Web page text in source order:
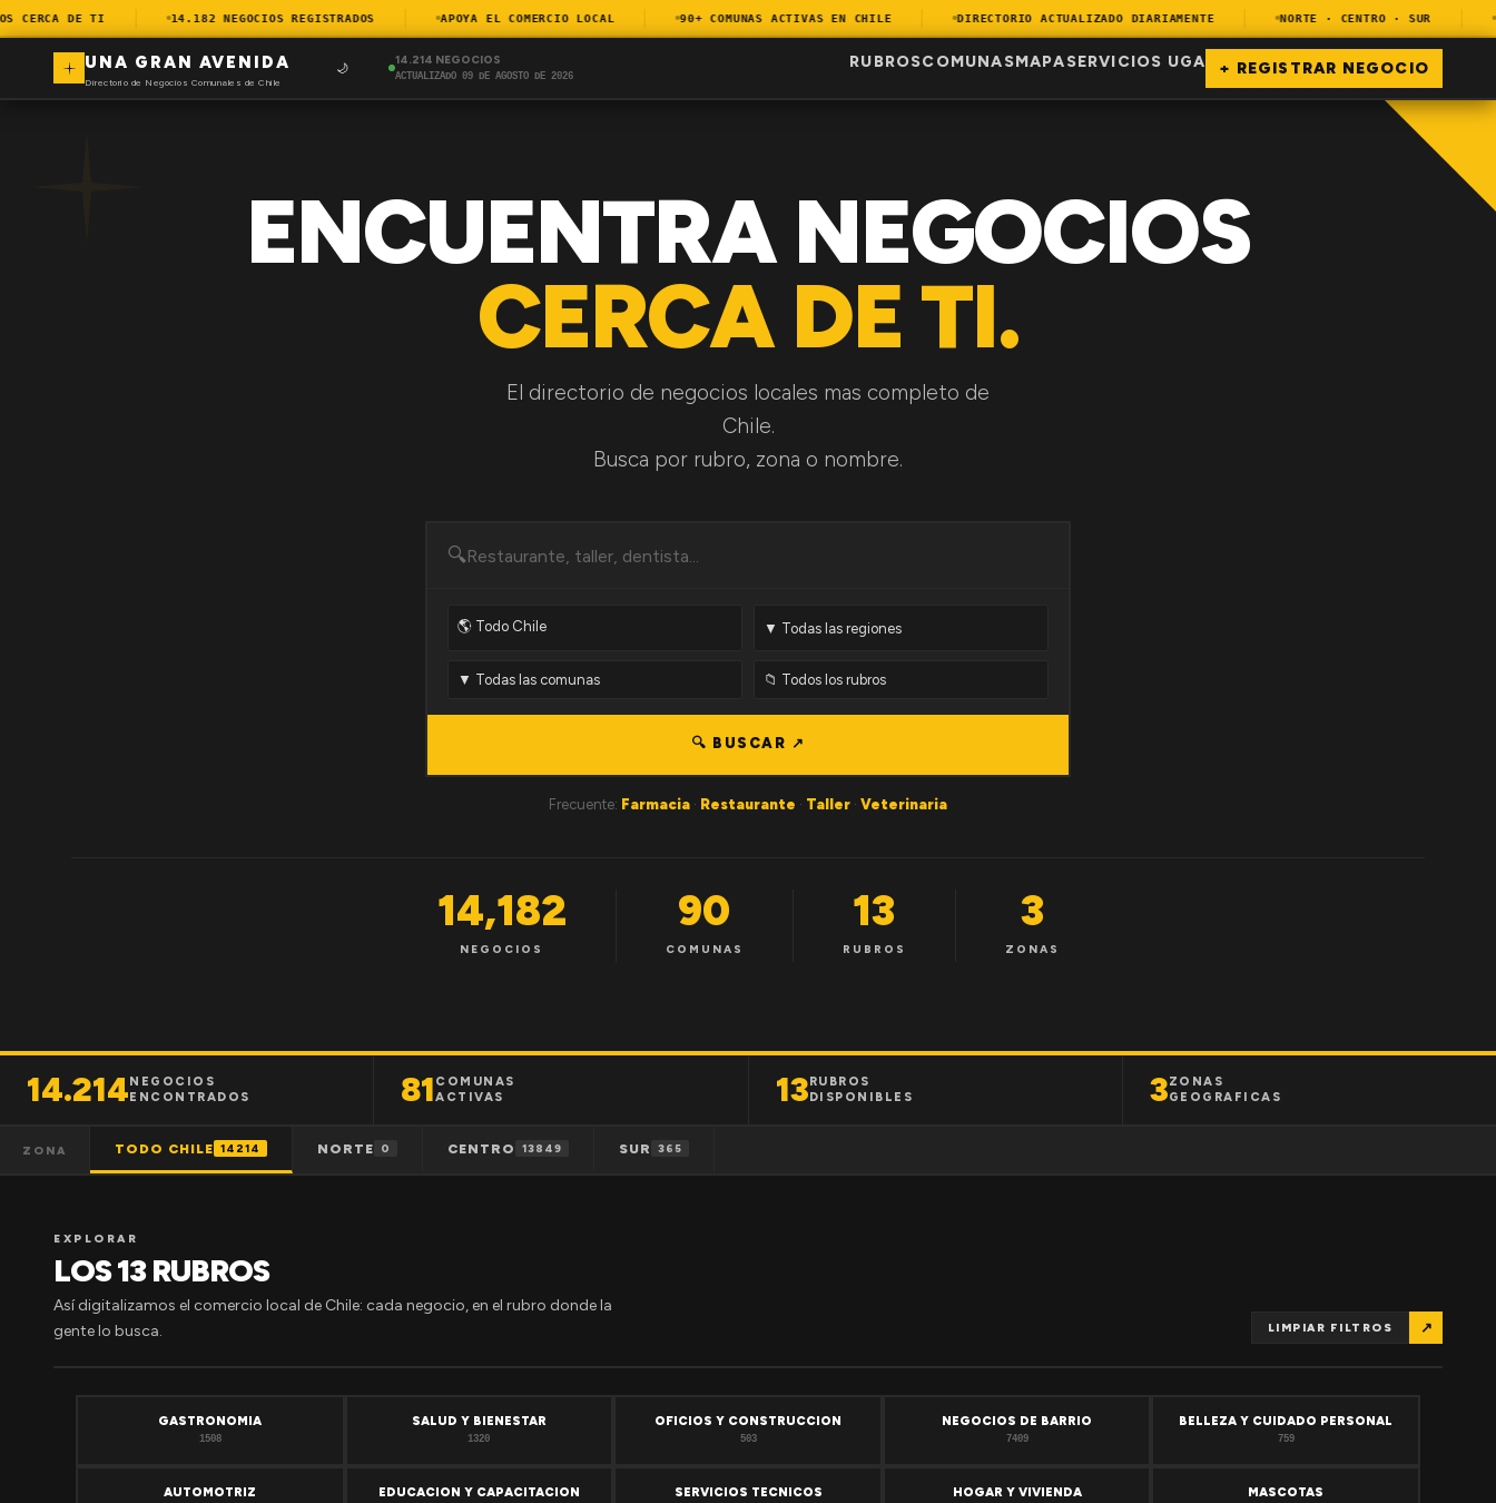
CERCA DE TI 14.182 NEGOCIOS REGISTRADOS APOYA EL COMERCIO LOCAL 90+ COMUNAS ACTIVAS EN CHILE DIRECTORIO ACTUALIZADO DIARIAMENTE NORTE · CENTRO · SUR
UNA GRAN AVENIDA
Directorio de Negocios Comunales de Chile
🌙
14.214 NEGOCIOS
ACTUALIZADO 09 DE AGOSTO DE 2026
RUBROSCOMUNASMAPASERVICIOS UGA + REGISTRAR NEGOCIO
ENCUENTRA NEGOCIOS
CERCA DE TI.
El directorio de negocios locales mas completo de
Chile.
Busca por rubro, zona o nombre.
🔍
🔍 BUSCAR ↗
Frecuente: Farmacia · Restaurante · Taller · Veterinaria
14,182
NEGOCIOS
90
COMUNAS
13
RUBROS
3
ZONAS
14.214NEGOCIOS
ENCONTRADOS
81COMUNAS
ACTIVAS
13RUBROS
DISPONIBLES
3ZONAS
GEOGRAFICAS
ZONA TODO CHILE 14214 NORTE 0 CENTRO 13849 SUR 365
EXPLORAR
LOS 13 RUBROS
Así digitalizamos el comercio local de Chile: cada negocio, en el rubro donde la
gente lo busca.
LIMPIAR FILTROS ↗
GASTRONOMIA
1508
SALUD Y BIENESTAR
1320
OFICIOS Y CONSTRUCCION
503
NEGOCIOS DE BARRIO
7409
BELLEZA Y CUIDADO PERSONAL
759
AUTOMOTRIZ EDUCACION Y CAPACITACION SERVICIOS TECNICOS HOGAR Y VIVIENDA MASCOTAS